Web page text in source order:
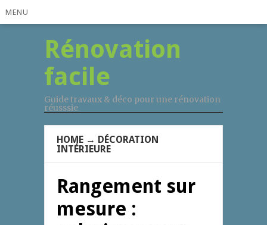
MENU
Rénovation
facile
Guide travaux & déco pour une rénovation
réusssie
HOME → DÉCORATION
INTÉRIEURE
Rangement sur
mesure :